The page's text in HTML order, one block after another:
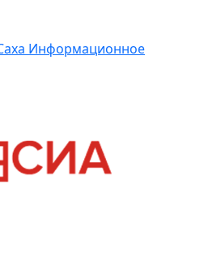
Информационное